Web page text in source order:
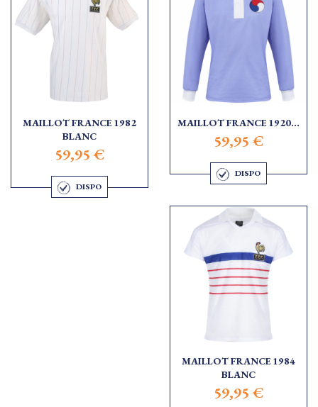
MAILLOT FRANCE 1982
BLANC
59,95 €
DISPO
MAILLOT FRANCE 1920...
59,95 €
DISPO
MAILLOT FRANCE 1984
BLANC
59,95 €